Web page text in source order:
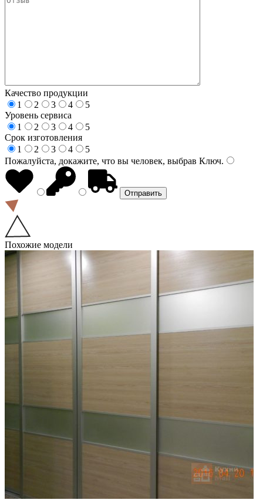
Качество продукции
1
2 3 4
5
Уровень сервиса
1
2 3 4
5
Срок изготовления
1
2 3 4
5
Пожалуйста, докажите, что вы человек, выбрав Ключ.
Похожие модели